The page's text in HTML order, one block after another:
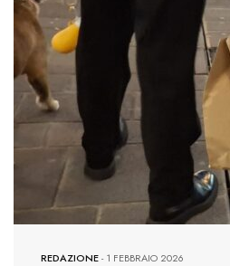
REDAZIONE-1 FEBBRAIO 2026